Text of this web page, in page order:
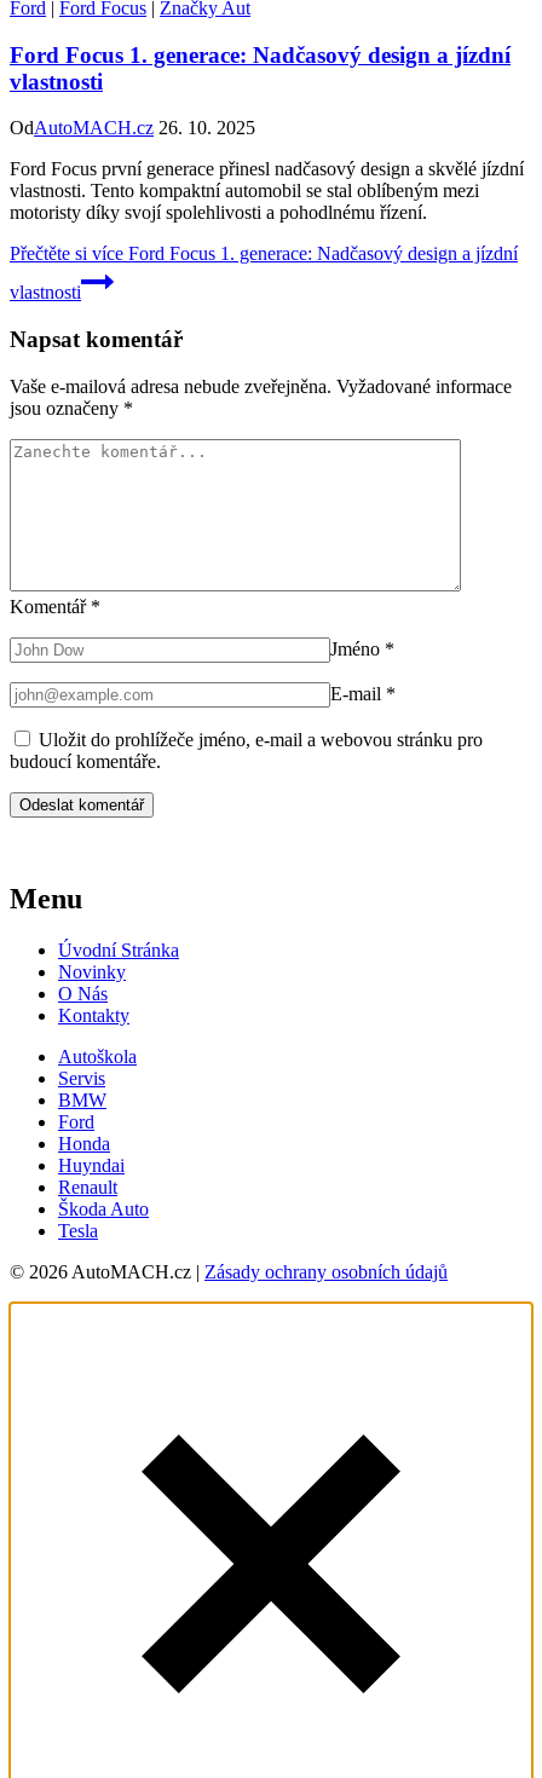
Ford | Ford Focus | Značky Aut
Ford Focus 1. generace: Nadčasový design a jízdní
vlastnosti
OdAutoMACH.cz 26. 10. 2025
Ford Focus první generace přinesl nadčasový design a skvělé jízdní
vlastnosti. Tento kompaktní automobil se stal oblíbeným mezi
motoristy díky svojí spolehlivosti a pohodlnému řízení.
Přečtěte si více Ford Focus 1. generace: Nadčasový design a jízdní
vlastnosti
Napsat komentář
Vaše e-mailová adresa nebude zveřejněna. Vyžadované informace
jsou označeny *
Komentář *
Jméno *
E-mail *
Uložit do prohlížeče jméno, e-mail a webovou stránku pro
budoucí komentáře.
Menu
Úvodní Stránka
Novinky
O Nás
Kontakty
Autoškola
Servis
BMW
Ford
Honda
Huyndai
Renault
Škoda Auto
Tesla
© 2026 AutoMACH.cz | Zásady ochrany osobních údajů